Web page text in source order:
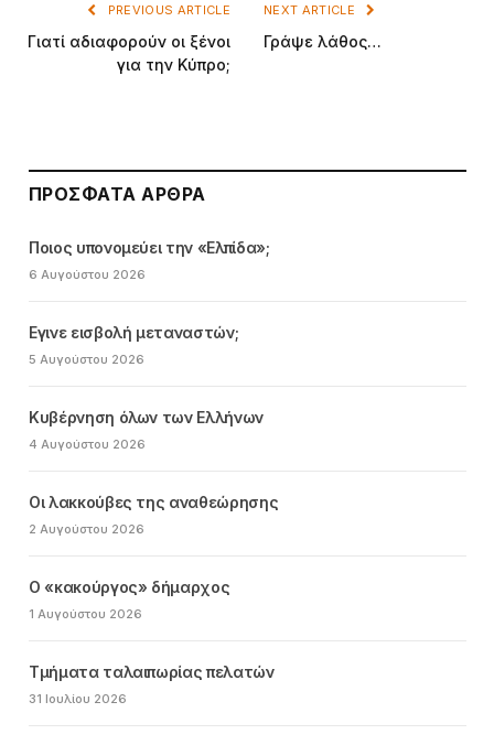
PREVIOUS ARTICLE
Γιατί αδιαφορούν οι ξένοι
για την Κύπρο;
NEXT ARTICLE
Γράψε λάθος…
ΠΡΌΣΦΑΤΑ ΆΡΘΡΑ
Ποιος υπονομεύει την «Ελπίδα»;
6 Αυγούστου 2026
Εγινε εισβολή μεταναστών;
5 Αυγούστου 2026
Κυβέρνηση όλων των Ελλήνων
4 Αυγούστου 2026
Οι λακκούβες της αναθεώρησης
2 Αυγούστου 2026
Ο «κακούργος» δήμαρχος
1 Αυγούστου 2026
Τμήματα ταλαιπωρίας πελατών
31 Ιουλίου 2026